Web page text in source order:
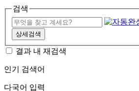
검색
상세검색
결과 내 재검색
인기 검색어
다국어 입력